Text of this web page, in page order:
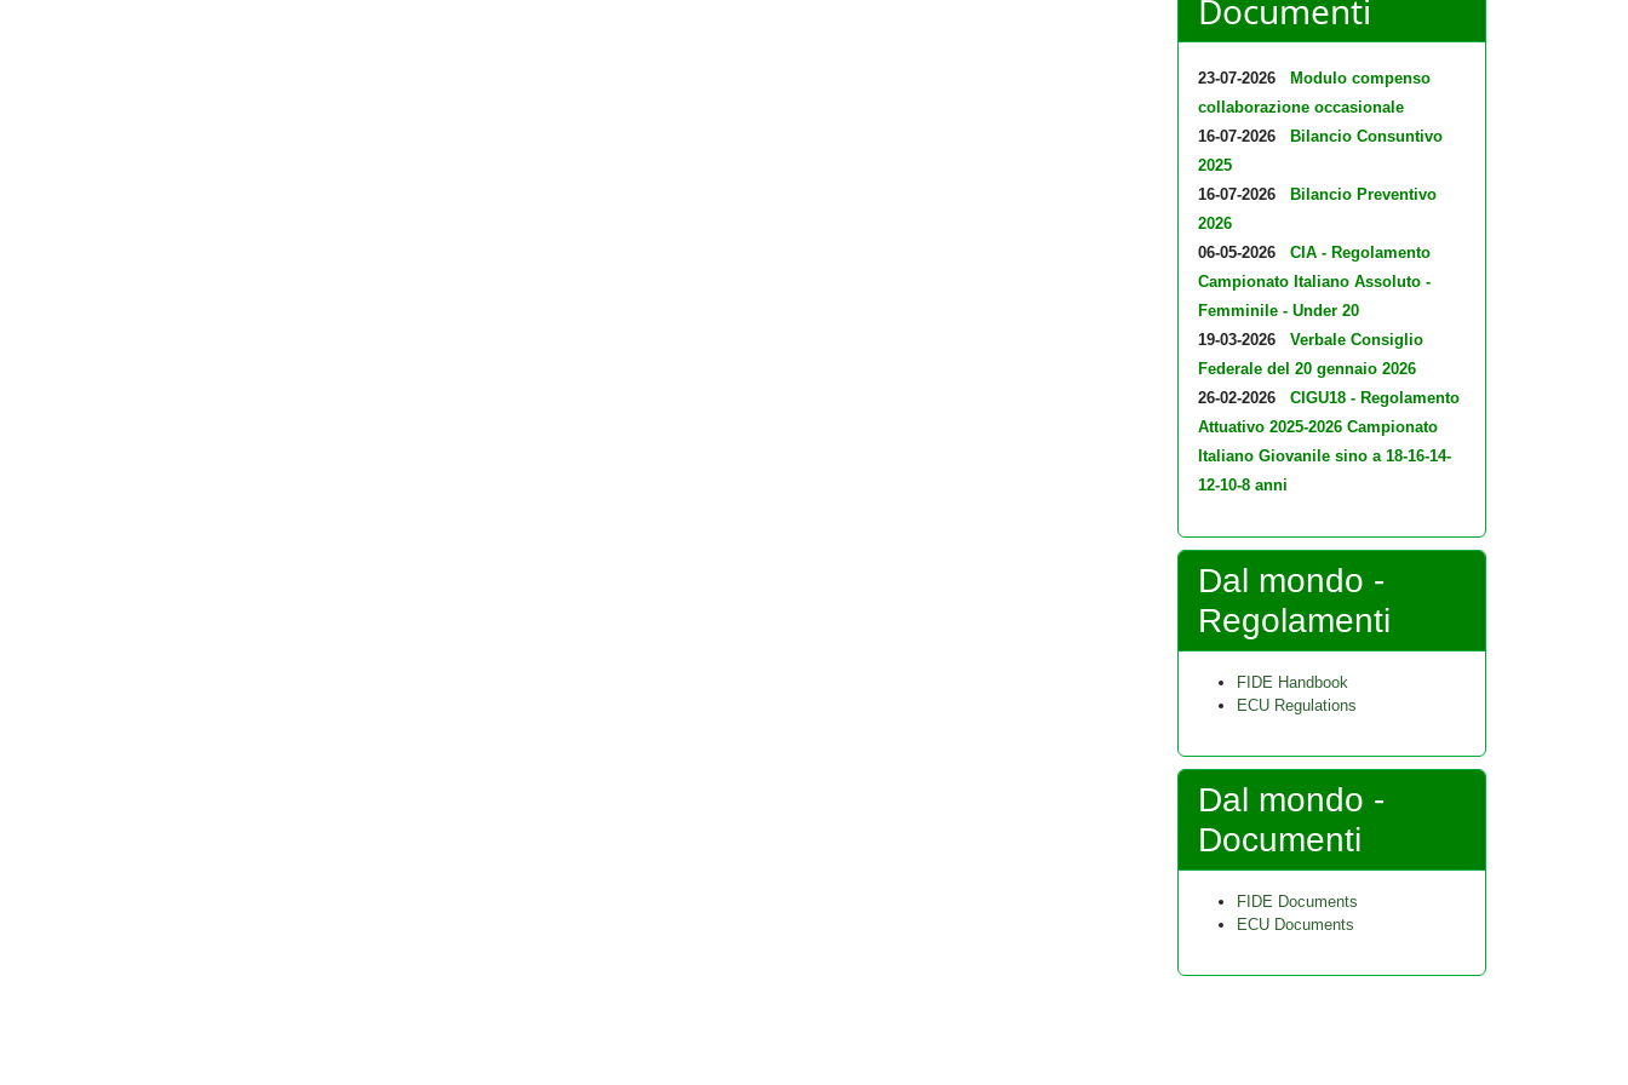
Documenti
23-07-2026
Modulo compenso
collaborazione occasionale
16-07-2026
Bilancio Consuntivo
2025
16-07-2026
Bilancio Preventivo
2026
06-05-2026
CIA - Regolamento
Campionato Italiano Assoluto -
Femminile - Under 20
19-03-2026
Verbale Consiglio
Federale del 20 gennaio 2026
26-02-2026
CIGU18 - Regolamento
Attuativo 2025-2026 Campionato
Italiano Giovanile sino a 18-16-14-
12-10-8 anni
Dal mondo -
Regolamenti
FIDE Handbook
ECU Regulations
Dal mondo -
Documenti
FIDE Documents
ECU Documents